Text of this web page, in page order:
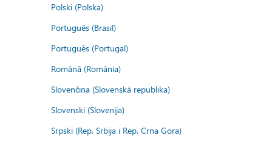
Polski (Polska)
Português (Brasil)
Português (Portugal)
Română (România)
Slovenčina (Slovenská republika)
Slovenski (Slovenija)
Srpski (Rep. Srbija i Rep. Crna Gora)